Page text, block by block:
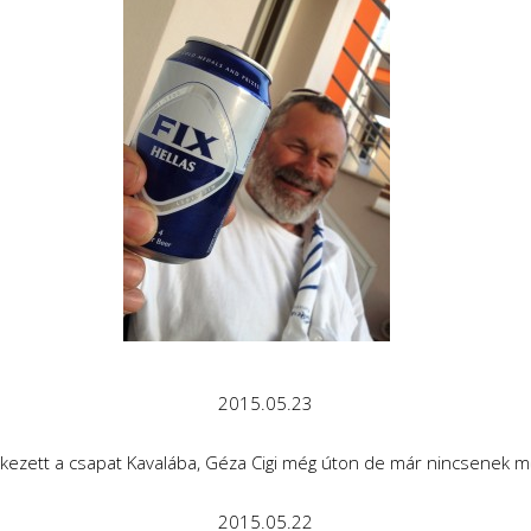
2015.05.23
a csapat Kavalába, Géza Cigi még úton de már nincsenek
2015.05.22